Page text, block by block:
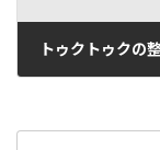
トゥクトゥクの